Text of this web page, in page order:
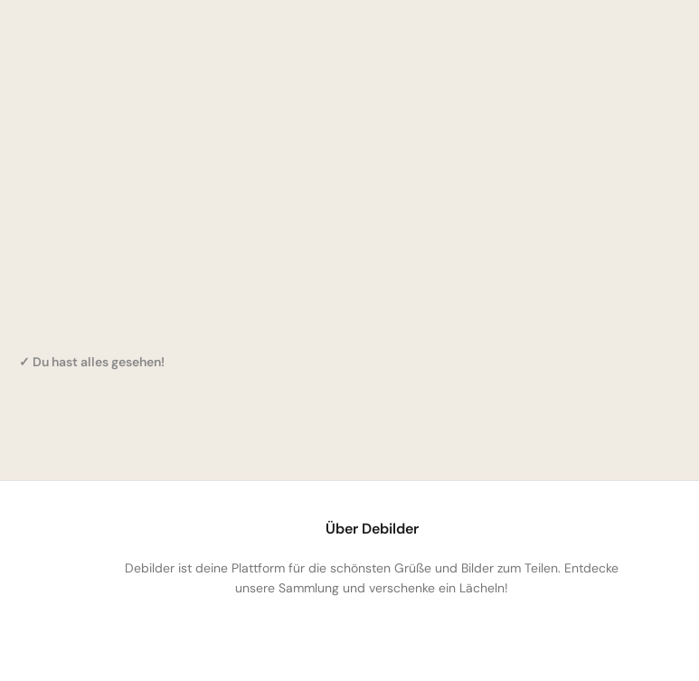
✓ Du hast alles gesehen!
Über Debilder
Debilder ist deine Plattform für die schönsten Grüße und Bilder zum Teilen. Entdecke
unsere Sammlung und verschenke ein Lächeln!